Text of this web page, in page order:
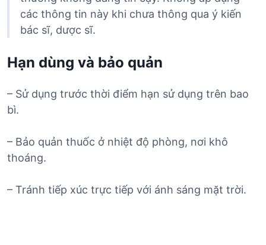
các thông tin này khi chưa thông qua ý kiến
bác sĩ, dược sĩ.
Hạn dùng và bảo quản
– Sử dụng trước thời điểm hạn sử dụng trên bao
bì.
– Bảo quản thuốc ở nhiệt độ phòng, nơi khô
thoáng.
– Tránh tiếp xúc trực tiếp với ánh sáng mặt trời.